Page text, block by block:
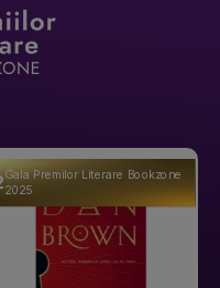
Gala Premilor Literare Bookzone
2025